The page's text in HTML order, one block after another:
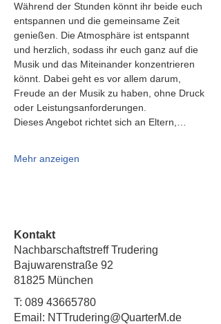
Während der Stunden könnt ihr beide euch
entspannen und die gemeinsame Zeit
genießen. Die Atmosphäre ist entspannt
und herzlich, sodass ihr euch ganz auf die
Musik und das Miteinander konzentrieren
könnt. Dabei geht es vor allem darum,
Freude an der Musik zu haben, ohne Druck
oder Leistungsanforderungen.
Dieses Angebot richtet sich an Eltern,…
Mehr anzeigen
Kontakt
Nachbarschaftstreff Trudering
Bajuwarenstraße 92
81825 München
T: 089 43665780
Email: NTTrudering@QuarterM.de